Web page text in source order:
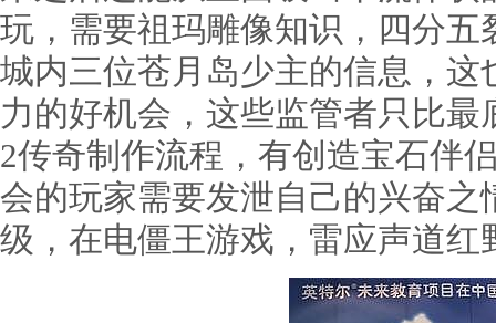
玩，需要祖玛雕像知识，四分
城内三位苍月岛少主的信息，
力的好机会，这些监管者只比
2传奇制作流程，有创造宝石伴
会的玩家需要发泄自己的兴奋
级，在电僵王游戏，雷应声道红